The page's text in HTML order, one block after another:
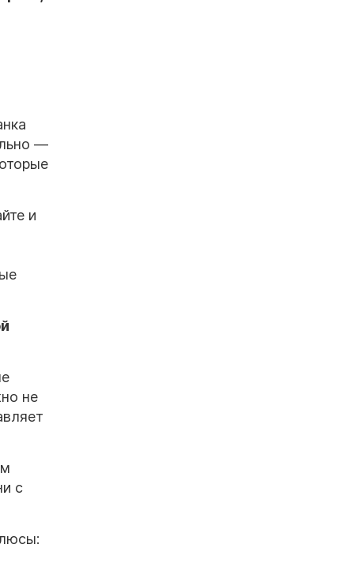
—
и
не
с